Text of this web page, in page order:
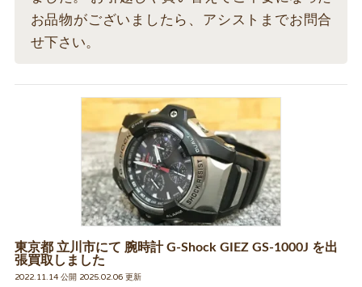
お品物がございましたら、アシストまでお問合
せ下さい。
東京都 立川市にて 腕時計 G-Shock GIEZ GS-1000J を出
張買取しました
2022.11.14 公開 2025.02.06 更新